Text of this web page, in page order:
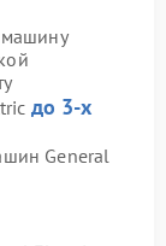
до 3-х
General